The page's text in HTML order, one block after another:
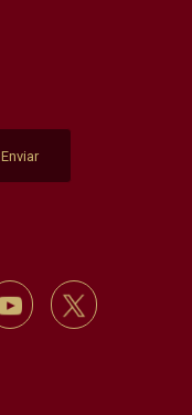
Enviar